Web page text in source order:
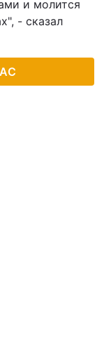
и молится
- сказал